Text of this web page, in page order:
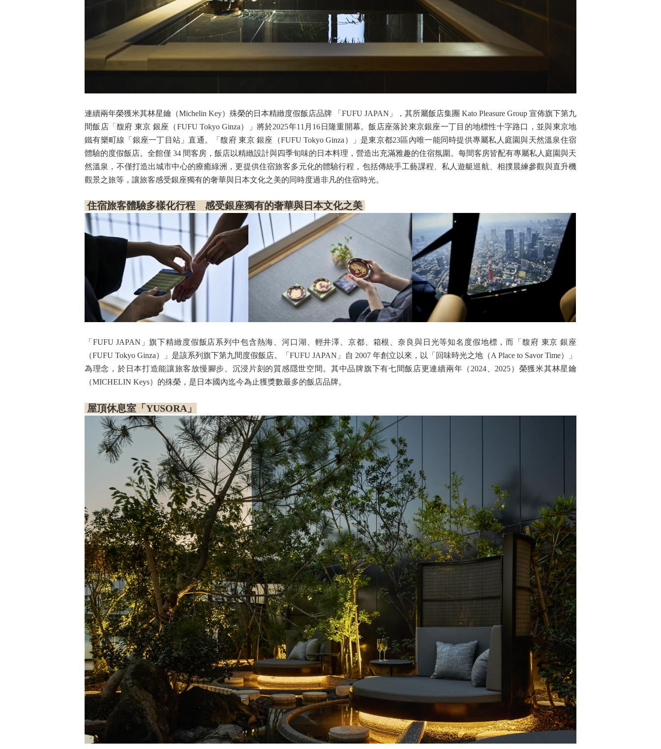
連續兩年榮獲米其林星鑰（Michelin Key）殊榮的日本精緻度假飯店品牌 「FUFU JAPAN」，其所屬飯店集團 Kato Pleasure Group 宣佈旗下第九
間飯店「馥府 東京 銀座（FUFU Tokyo Ginza）」將於2025年11月16日隆重開幕。飯店座落於東京銀座一丁目的地標性十字路口，並與東京地
鐵有樂町線「銀座一丁目站」直通。「馥府 東京 銀座（FUFU Tokyo Ginza）」是東京都23區內唯一能同時提供專屬私人庭園與天然溫泉住宿
體驗的度假飯店。全館僅 34 間客房，飯店以精緻設計與四季旬味的日本料理，營造出充滿雅趣的住宿氛圍。每間客房皆配有專屬私人庭園與天
然溫泉，不僅打造出城市中心的療癒綠洲，更提供住宿旅客多元化的體驗行程，包括傳統手工藝課程、私人遊艇巡航、相撲晨練參觀與直升機
觀景之旅等，讓旅客感受銀座獨有的奢華與日本文化之美的同時度過非凡的住宿時光。
住宿旅客體驗多樣化行程 感受銀座獨有的奢華與日本文化之美
「FUFU JAPAN」旗下精緻度假飯店系列中包含熱海、河口湖、輕井澤、京都、箱根、奈良與日光等知名度假地標，而「馥府 東京 銀座
（FUFU Tokyo Ginza）」是該系列旗下第九間度假飯店。「FUFU JAPAN」自 2007 年創立以來，以「回味時光之地（A Place to Savor Time）」
為理念，於日本打造能讓旅客放慢腳步、沉浸片刻的質感隱世空間。其中品牌旗下有七間飯店更連續兩年（2024、2025）榮獲米其林星鑰
（MICHELIN Keys）的殊榮，是日本國內迄今為止獲獎數最多的飯店品牌。
屋頂休息室「YUSORA」